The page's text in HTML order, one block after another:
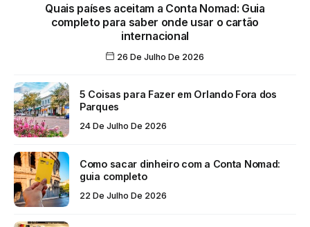
Quais países aceitam a Conta Nomad: Guia
completo para saber onde usar o cartão
internacional
26 De Julho De 2026
5 Coisas para Fazer em Orlando Fora dos
Parques
24 De Julho De 2026
Como sacar dinheiro com a Conta Nomad:
guia completo
22 De Julho De 2026